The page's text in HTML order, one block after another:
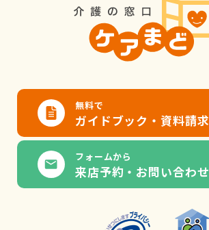
無料で
ガイドブック・資料請求
フォームから
来店予約・お問い合わせ